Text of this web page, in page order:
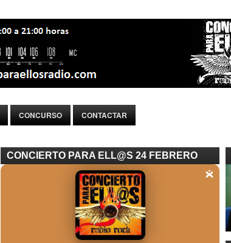
CONCURSO CONTACTAR
CONCIERTO PARA ELL@S 24 FEBRERO